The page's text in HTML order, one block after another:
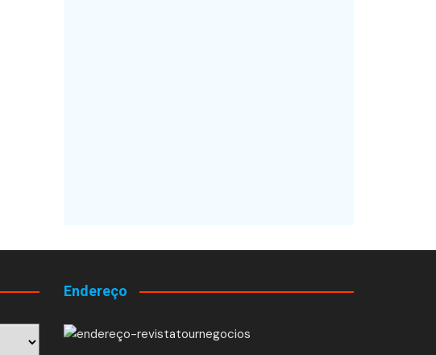
Endereço